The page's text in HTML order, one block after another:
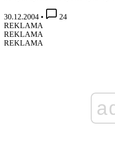
30.12.2004 •
24
REKLAMA
REKLAMA
REKLAMA